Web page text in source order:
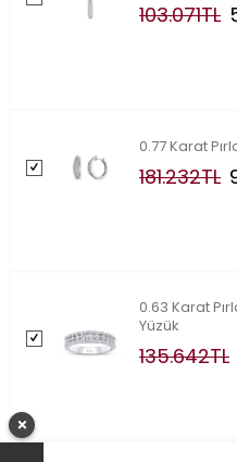
103.071TL
0.77 Karat
181.232TL
0.63 Karat
Yüzük
135.642TL
×